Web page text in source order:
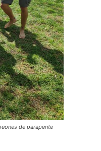
de parapente